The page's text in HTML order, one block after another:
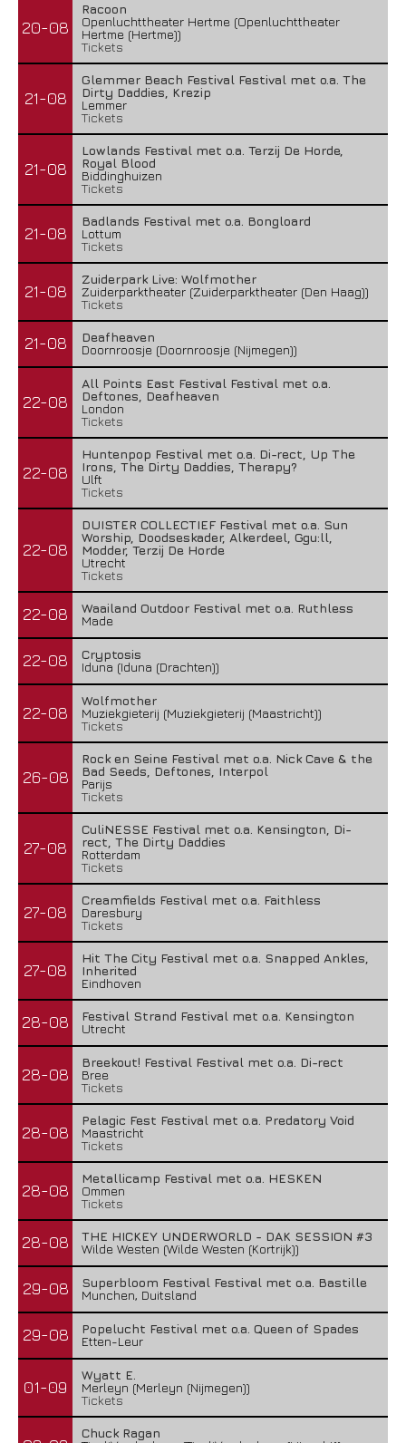
20-08
Racoon
Openluchttheater Hertme (Openluchttheater
Hertme (Hertme))
Tickets
21-08
Glemmer Beach Festival Festival met o.a. The
Dirty Daddies, Krezip
Lemmer
Tickets
21-08
Lowlands Festival met o.a. Terzij De Horde,
Royal Blood
Biddinghuizen
Tickets
21-08
Badlands Festival met o.a. Bongloard
Lottum
Tickets
21-08
Zuiderpark Live: Wolfmother
Zuiderparktheater (Zuiderparktheater (Den Haag))
Tickets
21-08
Deafheaven
Doornroosje (Doornroosje (Nijmegen))
22-08
All Points East Festival Festival met o.a.
Deftones, Deafheaven
London
Tickets
22-08
Huntenpop Festival met o.a. Di-rect, Up The
Irons, The Dirty Daddies, Therapy?
Ulft
Tickets
22-08
DUISTER COLLECTIEF Festival met o.a. Sun
Worship, Doodseskader, Alkerdeel, Ggu:ll,
Modder, Terzij De Horde
Utrecht
Tickets
22-08
Waailand Outdoor Festival met o.a. Ruthless
Made
22-08
Cryptosis
Iduna (Iduna (Drachten))
22-08
Wolfmother
Muziekgieterij (Muziekgieterij (Maastricht))
Tickets
26-08
Rock en Seine Festival met o.a. Nick Cave & the
Bad Seeds, Deftones, Interpol
Parijs
Tickets
27-08
CuliNESSE Festival met o.a. Kensington, Di-
rect, The Dirty Daddies
Rotterdam
Tickets
27-08
Creamfields Festival met o.a. Faithless
Daresbury
Tickets
27-08
Hit The City Festival met o.a. Snapped Ankles,
Inherited
Eindhoven
28-08
Festival Strand Festival met o.a. Kensington
Utrecht
28-08
Breekout! Festival Festival met o.a. Di-rect
Bree
Tickets
28-08
Pelagic Fest Festival met o.a. Predatory Void
Maastricht
Tickets
28-08
Metallicamp Festival met o.a. HESKEN
Ommen
Tickets
28-08
THE HICKEY UNDERWORLD - DAK SESSION #3
Wilde Westen (Wilde Westen (Kortrijk))
29-08
Superbloom Festival Festival met o.a. Bastille
Munchen, Duitsland
29-08
Popelucht Festival met o.a. Queen of Spades
Etten-Leur
01-09
Wyatt E.
Merleyn (Merleyn (Nijmegen))
Tickets
Chuck Ragan